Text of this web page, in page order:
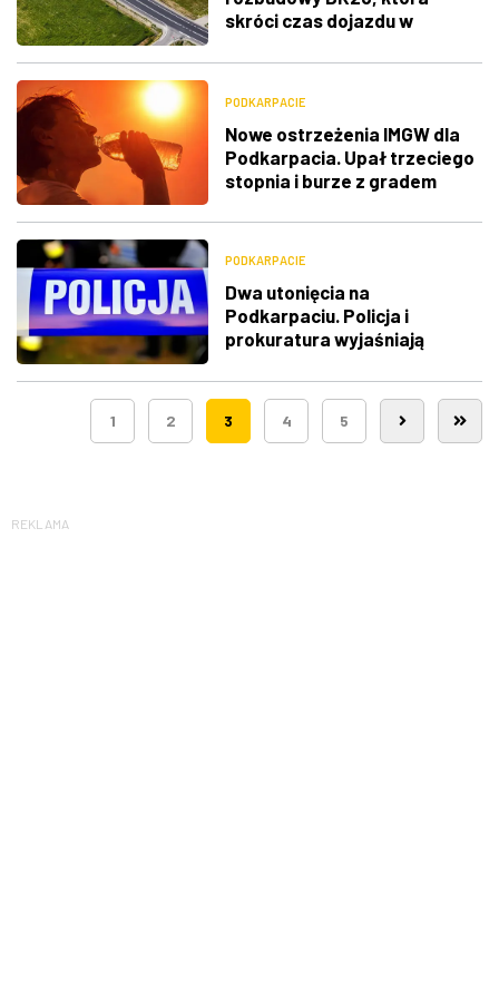
skróci czas dojazdu w
PODKARPACIE
Nowe ostrzeżenia IMGW dla
Podkarpacia. Upał trzeciego
stopnia i burze z gradem
PODKARPACIE
Dwa utonięcia na
Podkarpaciu. Policja i
prokuratura wyjaśniają
1 2 3 4 5
REKLAMA